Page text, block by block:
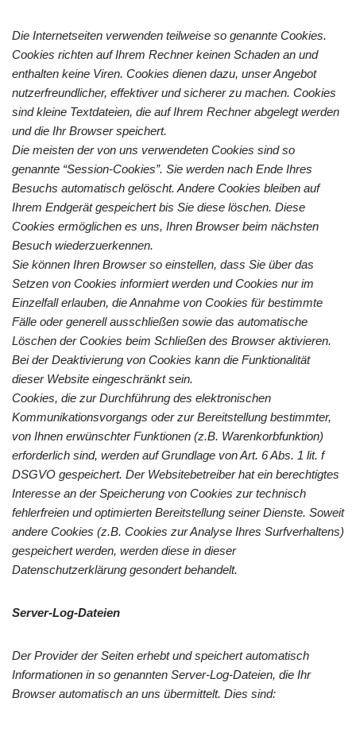
Die Internetseiten verwenden teilweise so genannte Cookies.
Cookies richten auf Ihrem Rechner keinen Schaden an und
enthalten keine Viren. Cookies dienen dazu, unser Angebot
nutzerfreundlicher, effektiver und sicherer zu machen. Cookies
sind kleine Textdateien, die auf Ihrem Rechner abgelegt werden
und die Ihr Browser speichert.
Die meisten der von uns verwendeten Cookies sind so
genannte “Session-Cookies”. Sie werden nach Ende Ihres
Besuchs automatisch gelöscht. Andere Cookies bleiben auf
Ihrem Endgerät gespeichert bis Sie diese löschen. Diese
Cookies ermöglichen es uns, Ihren Browser beim nächsten
Besuch wiederzuerkennen.
Sie können Ihren Browser so einstellen, dass Sie über das
Setzen von Cookies informiert werden und Cookies nur im
Einzelfall erlauben, die Annahme von Cookies für bestimmte
Fälle oder generell ausschließen sowie das automatische
Löschen der Cookies beim Schließen des Browser aktivieren.
Bei der Deaktivierung von Cookies kann die Funktionalität
dieser Website eingeschränkt sein.
Cookies, die zur Durchführung des elektronischen
Kommunikationsvorgangs oder zur Bereitstellung bestimmter,
von Ihnen erwünschter Funktionen (z.B. Warenkorbfunktion)
erforderlich sind, werden auf Grundlage von Art. 6 Abs. 1 lit. f
DSGVO gespeichert. Der Websitebetreiber hat ein berechtigtes
Interesse an der Speicherung von Cookies zur technisch
fehlerfreien und optimierten Bereitstellung seiner Dienste. Soweit
andere Cookies (z.B. Cookies zur Analyse Ihres Surfverhaltens)
gespeichert werden, werden diese in dieser
Datenschutzerklärung gesondert behandelt.
Server-Log-Dateien
Der Provider der Seiten erhebt und speichert automatisch
Informationen in so genannten Server-Log-Dateien, die Ihr
Browser automatisch an uns übermittelt. Dies sind: